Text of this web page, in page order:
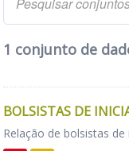
1 conjunto de
BOLSISTAS DE
Relação de bolsistas